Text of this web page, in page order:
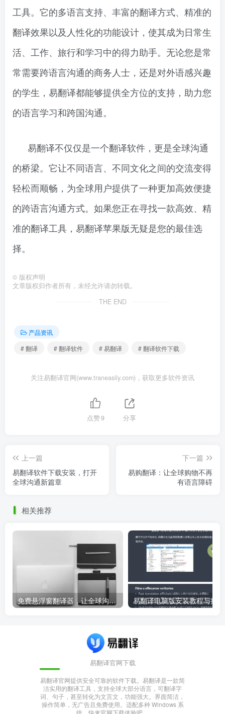
工具。它的多语言支持、丰富的翻译方式、精准的
翻译效果以及人性化的功能设计，使其成为日常生
活、工作、旅行和学习中的得力助手。无论您是常
常需要跨语言沟通的商务人士，还是对外语感兴趣
的学生，易翻译都能够提供全方位的支持，助力您
的语言学习和跨国沟通。
易翻译不仅仅是一个翻译软件，更是全球沟通
的桥梁。它让不同语言、不同文化之间的交流变得
轻松而顺畅，为全球用户提供了一种更加高效便捷
的跨语言沟通方式。如果您正在寻找一款高效、精
准的翻译工具，易翻译苹果版无疑是您的最佳选
择。
© 版权声明
文章版权归作者所有，未经允许请勿转载。
THE END
产品资讯
# 翻译
# 翻译软件 # 易翻译 # 翻译软件下载
关注易翻译官网(www.traneasily.com)，获取更多软件资讯
点赞9 分享
上一篇
易翻译软件下载安装，打开
全球沟通新篇章
下一篇
易购翻译：让全球购物不再
有语言障碍
相关推荐
免费悬浮窗翻译器，让全球沟通无障碍！
易翻译官网下载
易翻译官网提供安全可靠的软件下载。易翻译是一款简
洁实用的翻译工具，支持全球大部分语言，可翻译字
词、句子，甚至转化为文言文，功能强大。界面简洁，
操作简单，无广告且免费使用。适配多种 Windows 系
统，快来官网下载体验吧。